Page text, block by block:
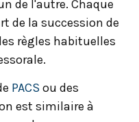
de l'autre. Chaque
de la succession de
règles habituelles
PACS ou des
est similaire à